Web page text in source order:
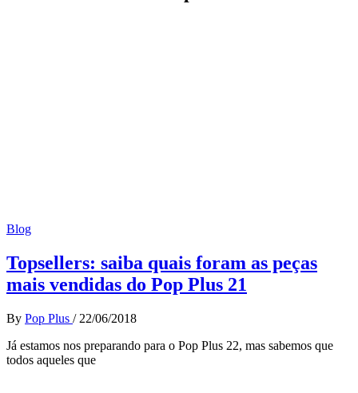
Blog
Topsellers: saiba quais foram as peças
mais vendidas do Pop Plus 21
By Pop Plus / 22/06/2018
Já estamos nos preparando para o Pop Plus 22, mas sabemos que
todos aqueles que